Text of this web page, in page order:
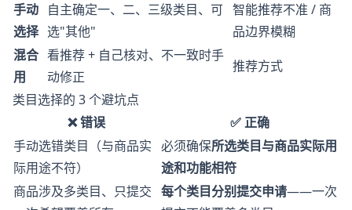
手动
选择
自主确定一、二、三级类目、可
选"其他"
智能推荐不准 / 商
品边界模糊
混合
用
看推荐 + 自己核对、不一致时手
动修正
推荐方式
类目选择的 3 个避坑点
❌ 错误
✅ 正确
手动选错类目（与商品实
际用途不符）
必须确保所选类目与商品实际用
途和功能相符
商品涉及多类目、只提交 每个类目分别提交申请——一次